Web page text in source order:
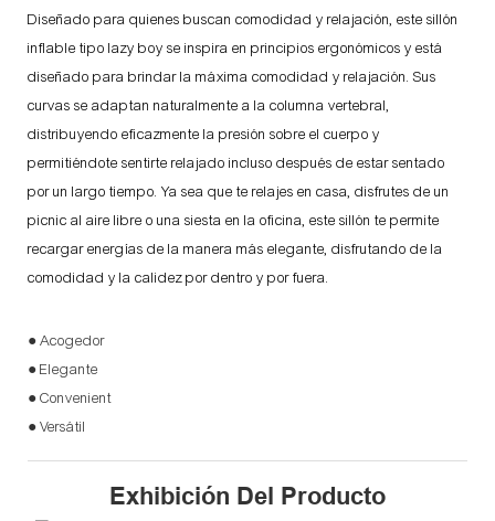
Diseñado para quienes buscan comodidad y relajación, este sillón
inflable tipo lazy boy se inspira en principios ergonómicos y está
diseñado para brindar la máxima comodidad y relajación. Sus
curvas se adaptan naturalmente a la columna vertebral,
distribuyendo eficazmente la presión sobre el cuerpo y
permitiéndote sentirte relajado incluso después de estar sentado
por un largo tiempo. Ya sea que te relajes en casa, disfrutes de un
picnic al aire libre o una siesta en la oficina, este sillón te permite
recargar energías de la manera más elegante, disfrutando de la
comodidad y la calidez por dentro y por fuera.
● Acogedor
● Elegante
● Convenient
● Versátil
Exhibición Del Producto